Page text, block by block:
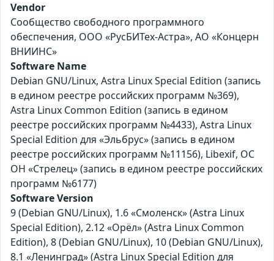
Vendor
Сообщество свободного программного
обеспечения, ООО «РусБИТех-Астра», АО «Концерн
ВНИИНС»
Software Name
Debian GNU/Linux, Astra Linux Special Edition (запись
в едином реестре российских программ №369),
Astra Linux Common Edition (запись в едином
реестре российских программ №4433), Astra Linux
Special Edition для «Эльбрус» (запись в едином
реестре российских программ №11156), Libexif, ОС
ОН «Стрелец» (запись в едином реестре российских
программ №6177)
Software Version
9 (Debian GNU/Linux), 1.6 «Смоленск» (Astra Linux
Special Edition), 2.12 «Орёл» (Astra Linux Common
Edition), 8 (Debian GNU/Linux), 10 (Debian GNU/Linux),
8.1 «Ленинград» (Astra Linux Special Edition для